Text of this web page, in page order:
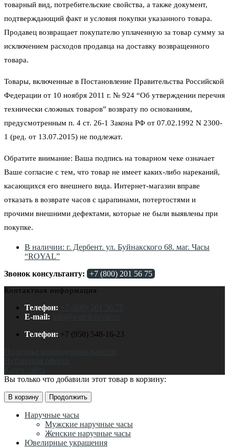
товарный вид, потребительские свойства, а также документ,
подтверждающий факт и условия покупки указанного товара.
Продавец возвращает покупателю уплаченную за товар сумму за
исключением расходов продавца на доставку возвращенного
товара.
Товары, включенные в Постановление Правительства Российской
Федерации от 10 ноября 2011 г. № 924 “Об утверждении перечня
технически сложных товаров” возврату по основаниям,
предусмотренным п. 4 ст. 26-1 Закона РФ от 07.02.1992 N 2300-
1 (ред. от 13.07.2015) не подлежат.
Обратите внимание: Ваша подпись на товарном чеке означает
Ваше согласие с тем, что товар не имеет каких-либо нареканий,
касающихся его внешнего вида. Интернет-магазин вправе
отказать в возврате часов с царапинами, потертостями и
прочими внешними дефектами, которые не были выявлены при
покупке.
В наличии: г. Дербент. ул. Буйнакского 68. маг. Часы
“ROYAL”
Звонок консультанту: +7 (800) 201 56 75
Контактная информация
Телефон:
+7 (800) 201 56 75
E-mail:
Телефон: +7 (958) 548-16-23
Карта сайта
Вы только что добавили этот товар в корзину:
В корзину Продолжить
Наручные часы
Мужские наручные часы
Женские наручные часы
Ювелирные украшения